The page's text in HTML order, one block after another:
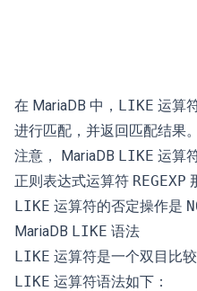
在 MariaDB 中， LIKE 运算
进行匹配，并返回匹配结果。
注意， MariaDB LIKE 运算
正则表达式运算符 REGEXP
LIKE 运算符的否定操作是
MariaDB LIKE 语法
LIKE 运算符是一个双目比
LIKE 运算符语法如下：